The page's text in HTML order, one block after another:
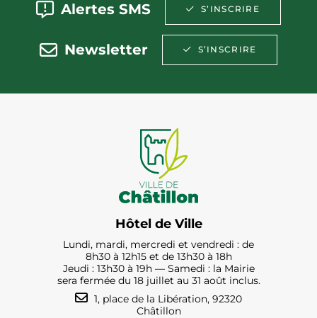
Alertes SMS S’INSCRIRE
Newsletter S’INSCRIRE
Hôtel de Ville
Lundi, mardi, mercredi et vendredi : de
8h30 à 12h15 et de 13h30 à 18h
Jeudi : 13h30 à 19h — Samedi : la Mairie
sera fermée du 18 juillet au 31 août inclus.
1, place de la Libération, 92320
Châtillon